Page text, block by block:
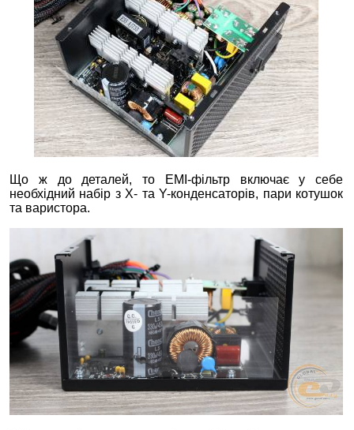
Що ж до деталей, то EMI-фільтр включає у себе
необхідний набір з X- та Y-конденсаторів, пари котушок
та варистора.